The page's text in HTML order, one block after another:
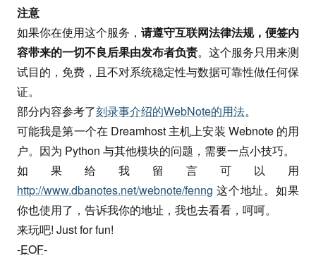
注意
如果你在使用这个服务， 请遵守互联网法律法规，便签内
容带来的一切不良后果由发布者负责。这个服务只用来测
试目的，免费，且不对系统稳定性与数据可靠性做任何保
证。
部分内容参考了刻录事介绍的WebNote的用法。
可能我是第一个在 Dreamhost 主机上安装 Webnote 的用
户。因为 Python 与其他模块的问题，需要一点小技巧。
如果给我留言可以用
http://www.dbanotes.net/webnote/fenng 这个地址。如果
你也使用了，告诉我你的地址，我也去看看，呵呵。
来玩吧! Just for fun!
-EOF-